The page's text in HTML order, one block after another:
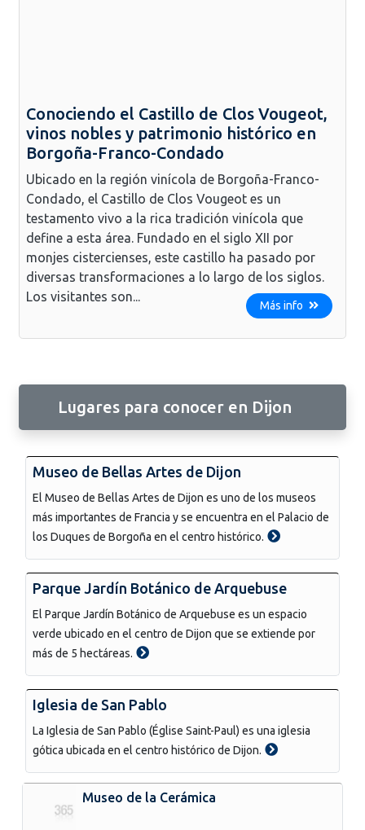
Conociendo el Castillo de Clos Vougeot,
vinos nobles y patrimonio histórico en
Borgoña-Franco-Condado
Ubicado en la región vinícola de Borgoña-Franco-
Condado, el Castillo de Clos Vougeot es un
testamento vivo a la rica tradición vinícola que
define a esta área. Fundado en el siglo XII por
monjes cistercienses, este castillo ha pasado por
diversas transformaciones a lo largo de los siglos.
Los visitantes son...
Más info
Lugares para conocer en Dijon
Museo de Bellas Artes de Dijon
El Museo de Bellas Artes de Dijon es uno de los museos
más importantes de Francia y se encuentra en el Palacio de
los Duques de Borgoña en el centro histórico.
Parque Jardín Botánico de Arquebuse
El Parque Jardín Botánico de Arquebuse es un espacio
verde ubicado en el centro de Dijon que se extiende por
más de 5 hectáreas.
Iglesia de San Pablo
La Iglesia de San Pablo (Église Saint-Paul) es una iglesia
gótica ubicada en el centro histórico de Dijon.
Museo de la Cerámica